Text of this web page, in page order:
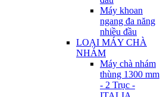
Máy khoan
ngang đa năng
nhiều đầu
LOẠI MÁY CHÀ
NHÁM
Máy chà nhám
thùng 1300 mm
- 2 Trục -